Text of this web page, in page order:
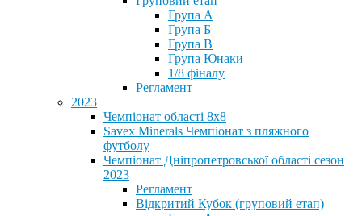
Група А
Група Б
Група В
Група Юнаки
1/8 фіналу
Регламент
2023
Чемпіонат області 8х8
Savex Minerals Чемпіонат з пляжного
футболу
Чемпіонат Дніпропетровської області сезон
2023
Регламент
Відкритий Кубок (груповий етап)